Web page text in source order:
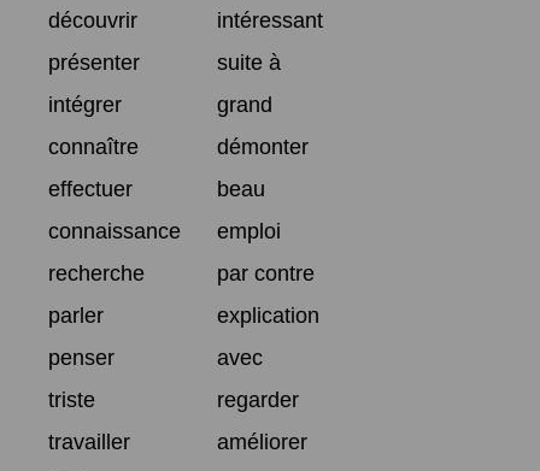
découvrir
intéressant
présenter
suite à
intégrer
grand
connaître
démonter
effectuer
beau
connaissance
emploi
recherche
par contre
parler
explication
penser
avec
triste
regarder
travailler
améliorer